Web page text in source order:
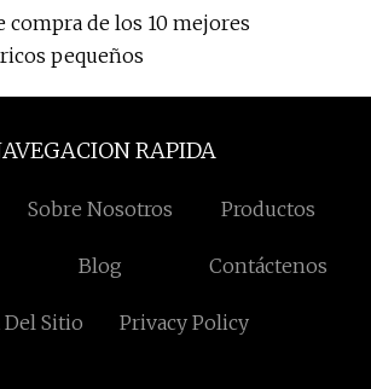
compra de los 10 mejores
pequeños
RAPIDA
Sobre Nosotros Productos
Blog Contáctenos
Del Sitio Privacy Policy